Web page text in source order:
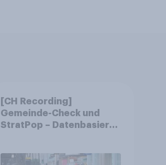
[CH Recording]
Gemeinde-Check und
StratPop – Datenbasierte